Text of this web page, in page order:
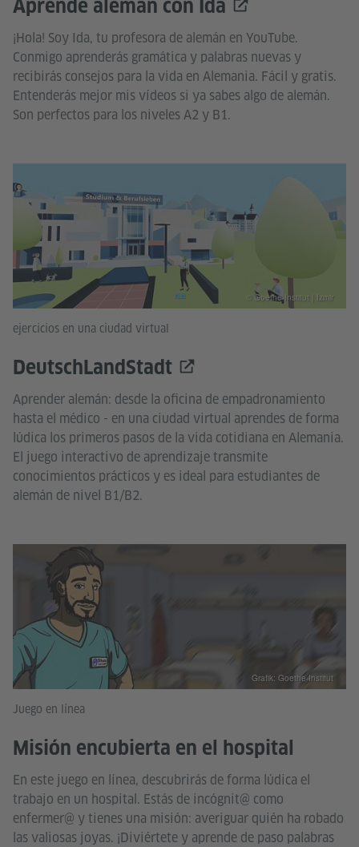
Aprende alemán con Ida
¡Hola! Soy Ida, tu profesora de alemán en YouTube.
Conmigo aprenderás gramática y palabras nuevas y
recibirás consejos para la vida en Alemania. Fácil y gratis.
Entenderás mejor mis vídeos si ya sabes algo de alemán.
Son perfectos para los niveles A2 y B1.
ejercicios en una ciudad virtual
DeutschLandStadt
Aprender alemán: desde la oficina de empadronamiento
hasta el médico - en una ciudad virtual aprendes de forma
lúdica los primeros pasos de la vida cotidiana en Alemania.
El juego interactivo de aprendizaje transmite
conocimientos prácticos y es ideal para estudiantes de
alemán de nivel B1/B2.
© Goethe-Institut | Izmir
Juego en línea
Misión encubierta en el hospital
En este juego en línea, descubrirás de forma lúdica el
trabajo en un hospital. Estás de incógnit@ como
enfermer@ y tienes una misión: averiguar quién ha robado
las valiosas joyas. ¡Diviértete y aprende de paso palabras
Grafik: Goethe-Institut